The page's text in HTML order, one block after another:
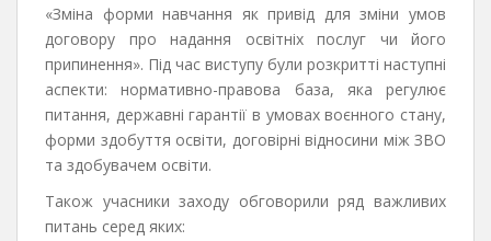
«Зміна форми навчання як привід для зміни умов
договору про надання освітніх послуг чи його
припинення». Під час виступу були розкритті наступні
аспекти: нормативно-правова база, яка регулює
питання, державні гарантії в умовах воєнного стану,
форми здобуття освіти, договірні відносини між ЗВО
та здобувачем освіти.
Також учасники заходу обговорили ряд важливих
питань серед яких: